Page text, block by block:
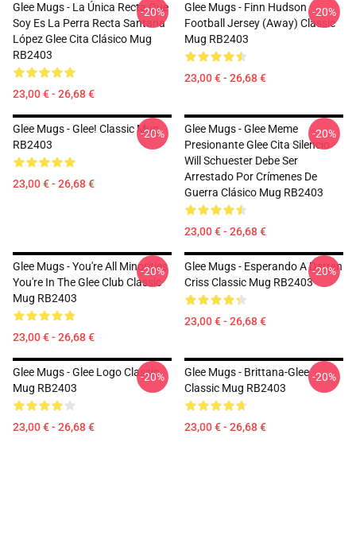
Glee Mugs - La Única Recta Que
Soy Es La Perra Recta Santana
López Glee Cita Clásico Mug
RB2403
23,00 € - 26,68 €
-20%
Glee Mugs - Finn Hudson
Football Jersey (Away) Classic
Mug RB2403
23,00 € - 26,68 €
-20%
Glee Mugs - Glee! Classic Mug
RB2403
23,00 € - 26,68 €
-20%
Glee Mugs - Glee Meme
Presionante Glee Cita Silencio
Will Schuester Debe Ser
Arrestado Por Crímenes De
Guerra Clásico Mug RB2403
23,00 € - 26,68 €
-20%
Glee Mugs - You're All Minorities
You're In The Glee Club Classic
Mug RB2403
23,00 € - 26,68 €
-20%
Glee Mugs - Esperando A Darren
Criss Classic Mug RB2403
23,00 € - 26,68 €
-20%
Glee Mugs - Glee Logo Classic
Mug RB2403
23,00 € - 26,68 €
-20%
Glee Mugs - Brittana-Glee
Classic Mug RB2403
23,00 € - 26,68 €
-20%